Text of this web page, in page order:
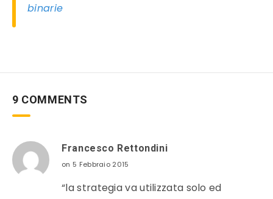
binarie
9 COMMENTS
Francesco Rettondini
on 5 Febbraio 2015
“la strategia va utilizzata solo ed